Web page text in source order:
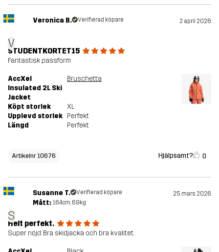
V
Veronica B. Verifierad köpare 2 april 2026
STUDENTKORTET15
Fantastisk passform
AccXel
Insulated 2L Ski
Jacket
Bruschetta
Köpt storlek
XL
Upplevd storlek Perfekt
Längd
Perfekt
Artikelnr 10676 Hjälpsamt? 0
S
Susanne T. Verifierad köpare 25 mars 2026
Mått: 164cm, 69kg
Helt perfekt.
Super nöjd. Bra skidjacka och bra kvalitet.